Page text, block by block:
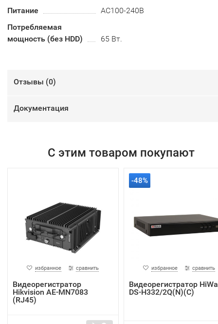
Питание
AC100-240B
Потребляемая
мощность (без HDD)
65 Вт.
Отзывы (0)
Документация
С этим товаром покупают
избранное сравнить
Видеорегистратор
Hikvision AE-MN7083
(RJ45)
-48%
избранное сравнить
Видеорегистратор
DS-H332/2Q(N)(C)